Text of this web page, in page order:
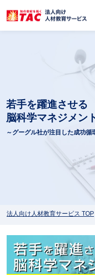
若手を躍進させる
脳科学マネジメン
～グーグル社が注目した成功循
法人向け人材教育サービス TOP